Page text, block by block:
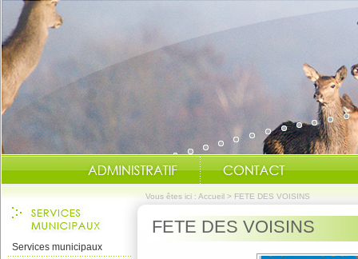
Vous êtes ici : Accueil > FETE DES VOISINS
Services municipaux
FETE DES VOISINS